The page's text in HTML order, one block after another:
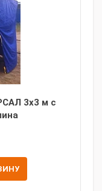
3x3 м с